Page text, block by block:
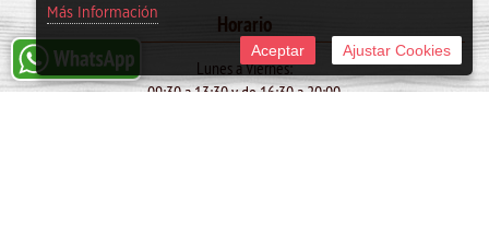
Horario
Lunes a Viernes:
09:30 a 13:30 y de 16:30 a 20:00
Más Información
Aceptar Ajustar Cookies